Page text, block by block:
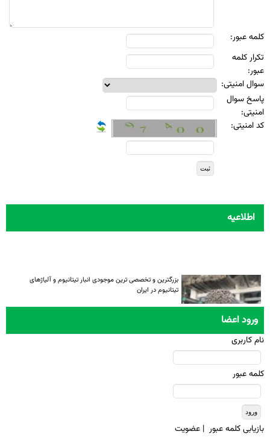
کلمه عبور:
تکرار کلمه
عبور:
سوال امنيتی:
پاسخ سوال
امنيتی:
کد امنیتی:
اطلاعیه
بزرگترین و تخصصی ترین موجودی انبار تیتانیوم و آلیاژهای
تیتانیوم در ایران
ورود اعضا
نام کاربری
کلمه عبور
بازيابی کلمه عبور | عضويت